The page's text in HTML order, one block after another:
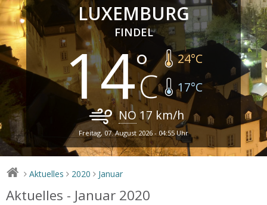
LUXEMBURG
FINDEL
14 24°C
17°C
NO 17 km/h
Freitag, 07. August 2026 - 04:55 Uhr
> Aktuelles > 2020 > Januar
Aktuelles - Januar 2020